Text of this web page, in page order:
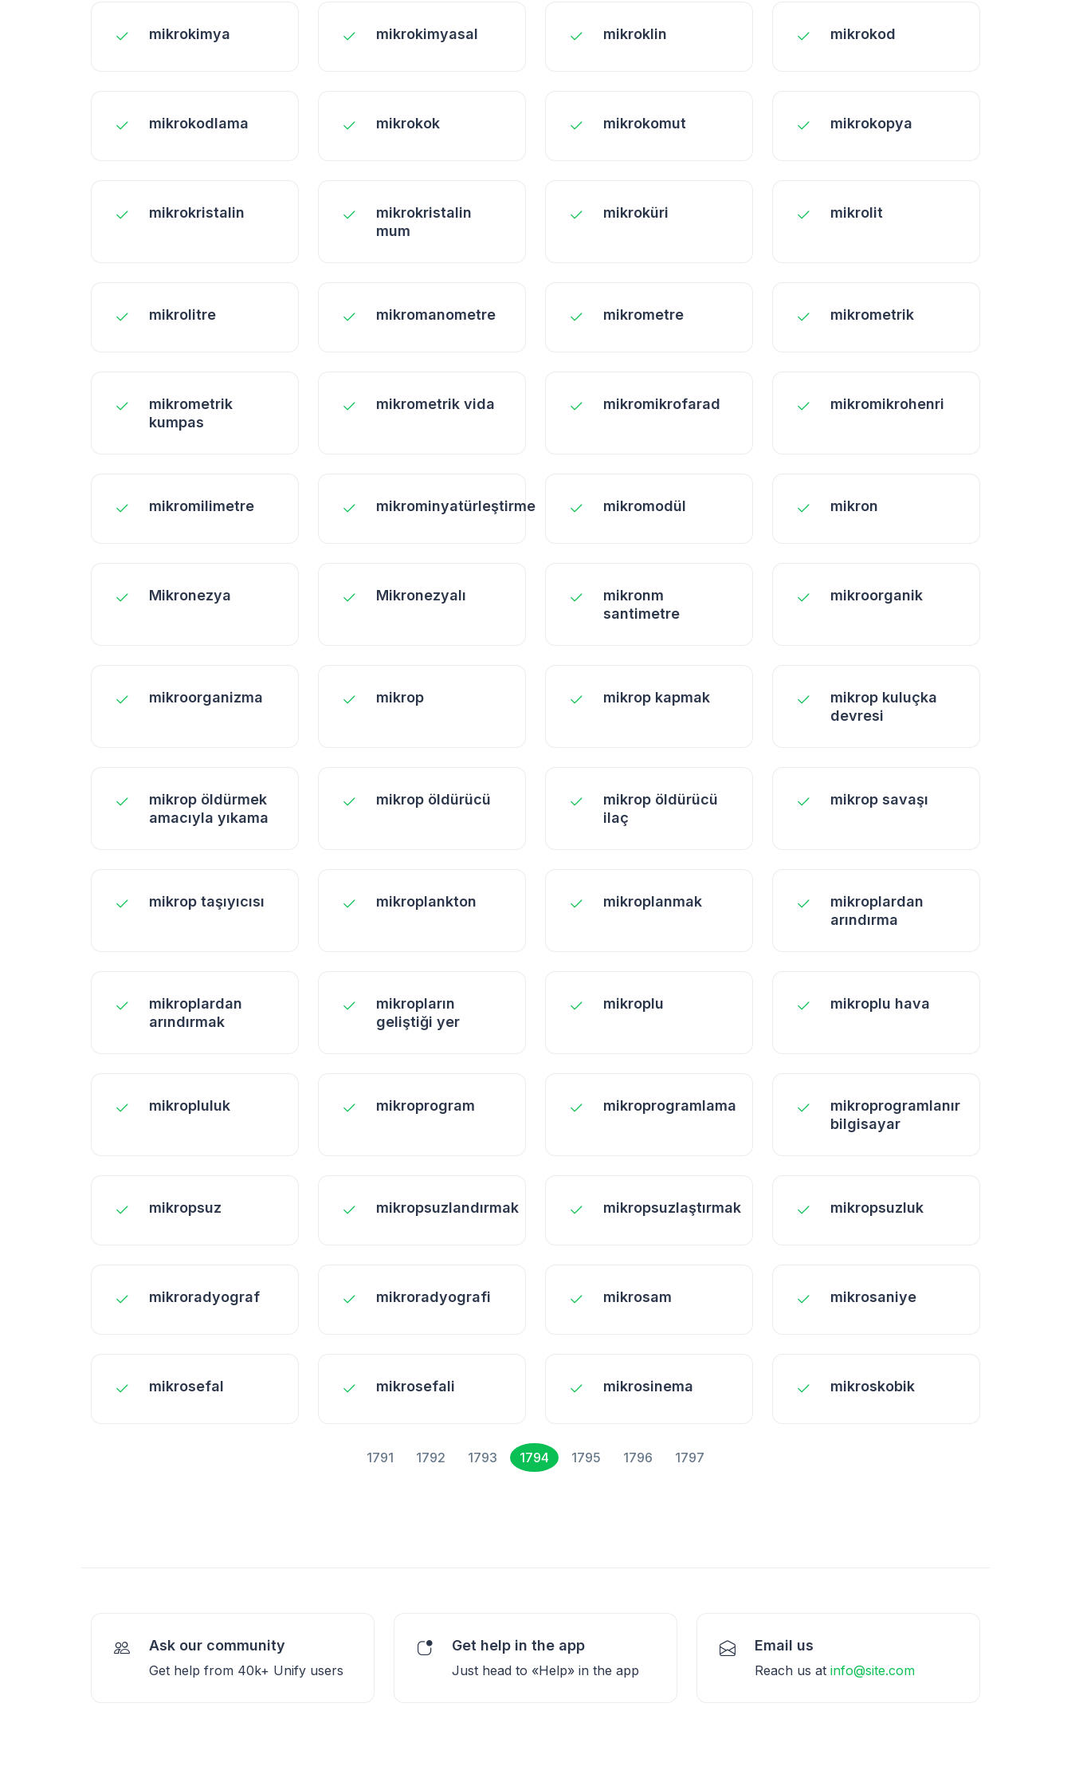
mikrokimya mikrokimyasal mikroklin mikrokod
mikrokodlama mikrokok mikrokomut mikrokopya
mikrokristalin
mikrokristalin
mum
mikroküri mikrolit
mikrolitre mikromanometre mikrometre mikrometrik
mikrometrik
kumpas
mikrometrik vida mikromikrofarad mikromikrohenri
mikromilimetre mikrominyatürleştirme mikromodül mikron
Mikronezya Mikronezyalı
mikronm
santimetre
mikroorganik
mikroorganizma mikrop mikrop kapmak
mikrop kuluçka
devresi
mikrop öldürmek
amacıyla yıkama
mikrop öldürücü
mikrop öldürücü
ilaç
mikrop savaşı
mikrop taşıyıcısı mikroplankton mikroplanmak
mikroplardan
arındırma
mikroplardan
arındırmak
mikropların
geliştiği yer
mikroplu mikroplu hava
mikropluluk mikroprogram mikroprogramlama
mikroprogramlanır
bilgisayar
mikropsuz mikropsuzlandırmak mikropsuzlaştırmak mikropsuzluk
mikroradyograf mikroradyografi mikrosam mikrosaniye
mikrosefal mikrosefali mikrosinema mikroskobik
1791 1792 1793 1794 1795 1796 1797
Ask our community
Get help from 40k+ Unify users
Get help in the app
Just head to «Help» in the app
Email us
Reach us at info@site.com